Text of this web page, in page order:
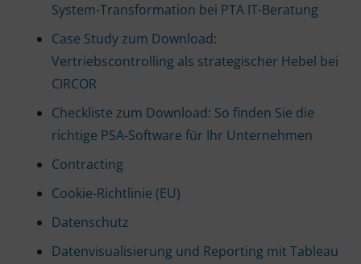
System-Transformation bei PTA IT-Beratung
Case Study zum Download:
Vertriebscontrolling als strategischer Hebel bei
CIRCOR
Checkliste zum Download: So finden Sie die
richtige PSA-Software für Ihr Unternehmen
Contracting
Cookie-Richtlinie (EU)
Datenschutz
Datenvisualisierung und Reporting mit Tableau